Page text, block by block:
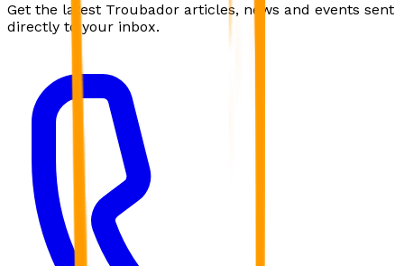
Get the latest Troubador articles, news and events sent
directly to your inbox.